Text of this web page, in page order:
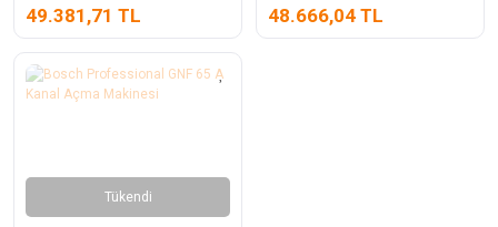
49.381,71 TL 48.666,04 TL
Tükendi